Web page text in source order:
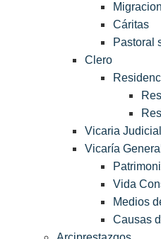
Cáritas
Pastoral
Clero
Vicaria Judicial
Vicaría General
Vida
Medios
Causas